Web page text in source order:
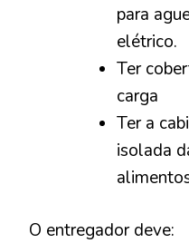
para
elétrico.
Ter
carga
Ter a
isolada
O entregador deve: